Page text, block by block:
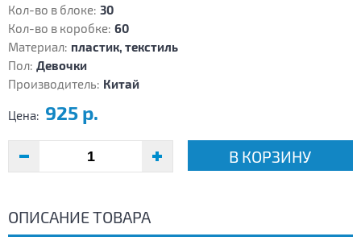
Кол-во в блоке: 30
Кол-во в коробке: 60
Материал: пластик, текстиль
Пол: Девочки
Производитель: Китай
Цена: 925 р.
В КОРЗИНУ
ОПИСАНИЕ ТОВАРА